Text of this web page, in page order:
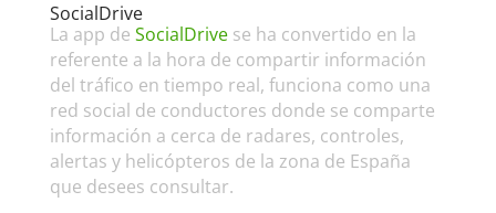
SocialDrive
La app de SocialDrivese ha convertido en la
referente a la hora de compartir información
del tráfico en tiempo real, funciona como una
red social de conductores donde se comparte
información a cerca de radares, controles,
alertas y helicópteros de la zona de España
que desees consultar.